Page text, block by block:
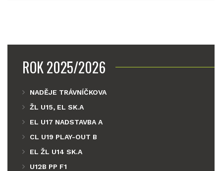
ROK 2025/2026
NADĚJE TRÁVNÍČKOVA
ŽL U15, EL SK.A
EL U17 NADSTAVBA A
CL U19 PLAY-OUT B
EL ŽL U14 SK.A
U12B PP F1